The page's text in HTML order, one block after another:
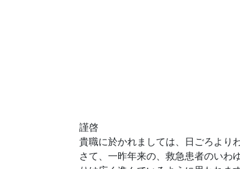
謹啓
貴職に於かれましては、日ごろより
さて、一昨年来の、救急患者のいわ